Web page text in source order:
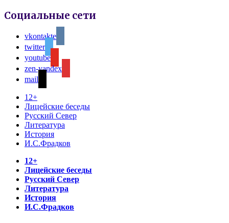
Социальные сети
vkontakte
twitter
youtube
zen-yandex
mail
12+
Лицейские беседы
Русский Север
Литература
История
И.С.Фрадков
12+
Лицейские беседы
Русский Север
Литература
История
И.С.Фрадков